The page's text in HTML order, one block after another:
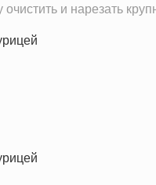
и нарезать